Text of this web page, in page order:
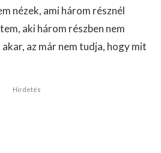
nézek, ami három résznél
aki három részben nem
az már nem tudja, hogy mit
Hirdetés